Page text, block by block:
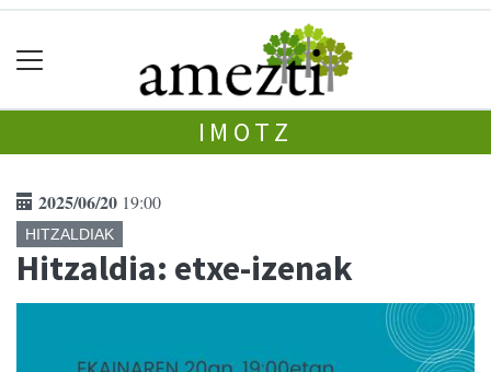
IMOTZ
2025/06/20 19:00
HITZALDIAK
Hitzaldia: etxe-izenak